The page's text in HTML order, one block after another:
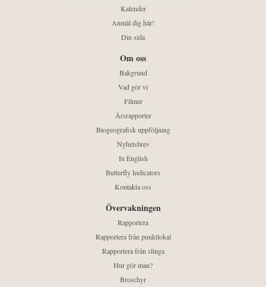
Kalender
Anmäl dig här!
Din sida
Om oss
Bakgrund
Vad gör vi
Filmer
Årsrapporter
Biogeografisk uppföljning
Nyhetsbrev
In English
Butterfly Indicators
Kontakta oss
Övervakningen
Rapportera
Rapportera från punktlokal
Rapportera från slinga
Hur gör man?
Broschyr